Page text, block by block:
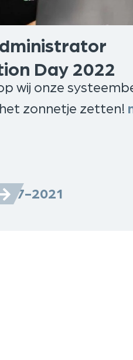
Day 2022
wij onze
zonnetje zetten!
7-2021